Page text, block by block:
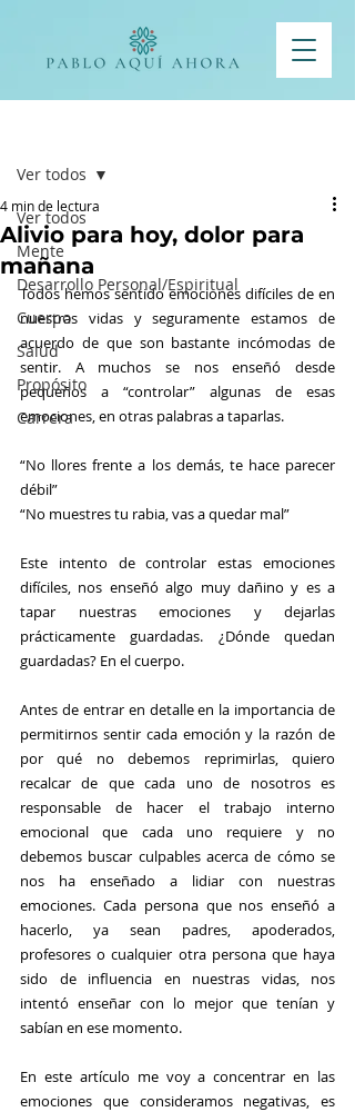
Ver todos
Mente
Desarrollo Personal/Espiritual
Cuerpo
Salud
Propósito
Carrera
Ver todos
Alivio para hoy, dolor para
mañana
4 min de lectura
Todos hemos sentido emociones difíciles de en
nuestras vidas y seguramente estamos de
acuerdo de que son bastante incómodas de
sentir. A muchos se nos enseñó desde
pequeños a “controlar” algunas de esas
emociones, en otras palabras a taparlas.
“No llores frente a los demás, te hace parecer
débil”
“No muestres tu rabia, vas a quedar mal”
Este intento de controlar estas emociones
difíciles, nos enseñó algo muy dañino y es a
tapar nuestras emociones y dejarlas
prácticamente guardadas. ¿Dónde quedan
guardadas? En el cuerpo.
Antes de entrar en detalle en la importancia de
permitirnos sentir cada emoción y la razón de
por qué no debemos reprimirlas, quiero
recalcar de que cada uno de nosotros es
responsable de hacer el trabajo interno
emocional que cada uno requiere y no
debemos buscar culpables acerca de cómo se
nos ha enseñado a lidiar con nuestras
emociones. Cada persona que nos enseñó a
hacerlo, ya sean padres, apoderados,
profesores o cualquier otra persona que haya
sido de influencia en nuestras vidas, nos
intentó enseñar con lo mejor que tenían y
sabían en ese momento.
En este artículo me voy a concentrar en las
emociones que consideramos negativas, es